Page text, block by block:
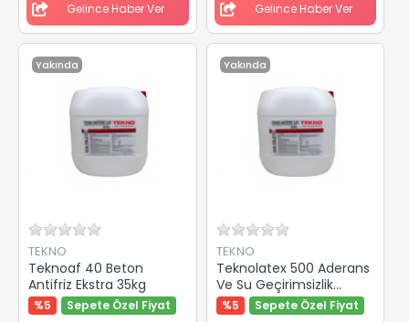
Gelince Haber Ver Gelince Haber Ver
Yakında
TEKNO
Teknoaf 40 Beton
Antifriz Ekstra 35kg
%5 Sepete Özel Fiyat
Yakında
TEKNO
Teknolatex 500 Aderans
Ve Su Geçirimsizlik
Katkısı 10 Kg
%5 Sepete Özel Fiyat